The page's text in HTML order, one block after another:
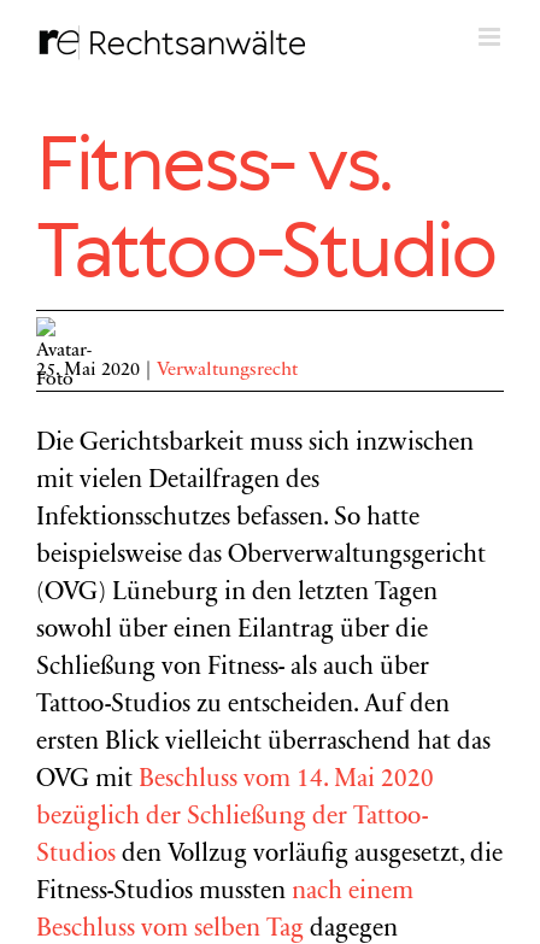
Inhalt
Fitness- vs.
Tattoo-Studio
25. Mai 2020 Verwaltungsrecht
Die Gerichtsbarkeit muss sich inzwischen
mit vielen Detailfragen des
Infektionsschutzes befassen. So hatte
beispielsweise das Oberverwaltungsgericht
(OVG) Lüneburg in den letzten Tagen
sowohl über einen Eilantrag über die
Schließung von Fitness- als auch über
Tattoo-Studios zu entscheiden. Auf den
ersten Blick vielleicht überraschend hat das
OVG mit Beschluss vom 14. Mai 2020
bezüglich der Schließung der Tattoo-
Studios den Vollzug vorläufig ausgesetzt, die
Fitness-Studios mussten nach einem
Beschluss vom selben Tag dagegen